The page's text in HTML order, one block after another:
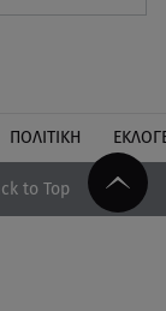
ΠΟΛΙΤΙΚΗ
to Top